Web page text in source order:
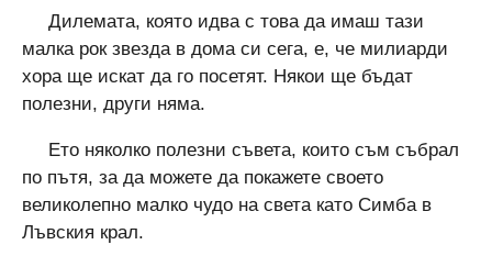
Дилемата, която идва с това да имаш тази
малка рок звезда в дома си сега, е, че милиарди
хора ще искат да го посетят. Някои ще бъдат
полезни, други няма.
Ето няколко полезни съвета, които съм събрал
по пътя, за да можете да покажете своето
великолепно малко чудо на света като Симба в
Лъвския крал.